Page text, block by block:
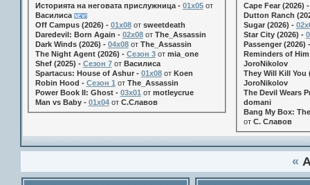
Историята на неговата прислужница - 01х05от
Василиса
Off Campus (2026) - 01x08от sweetdeath
Daredevil: Born Again - 02x08от The_Assassin
Dark Winds (2026) - 04x08от The_Assassin
The Night Agent (2026) - Сезон 3от mia_one
Shef (2025) - Сезон 7от Василиса
Spartacus: House of Ashur - 01x08от Koen
Robin Hood - Сезон 1 от The_Assassin
Power Book II: Ghost - 03x01 от motleycrue
Man vs Baby - 01x04от С.Славов
Cape Fear (2026)
Dutton Ranch
Sugar (2026) -
Star City (2026) -
Passenger (2026)
Reminders of
JoroNikolov
They Will Kill You
JoroNikolov
The Devil Wears
domani
Bang My Box:
от С. Славов
«